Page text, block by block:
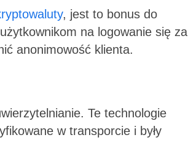
, jest to bonus do
na logowanie się za
anonimowość klienta.
Te technologie
w transporcie i były